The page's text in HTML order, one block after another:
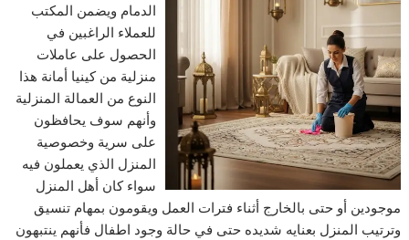
الدمام ويضمن المكتب
للعملاء الراغبين في
الحصول على عاملات
منزلية من كينيا أمانة هذا
النوع من العمالة المنزلية
وأنهم سوف يحافظون
على سرية وخصوصية
المنزل الذي يعملون فيه
سواء كان أهل المنزل
موجودين أو حتى بالخارج أثناء فترات العمل ويقومون بمهام تنسيق
وترتيب المنزل بعنايه شديده حتى في حالة وجود اطفال فأنهم ينتبهون